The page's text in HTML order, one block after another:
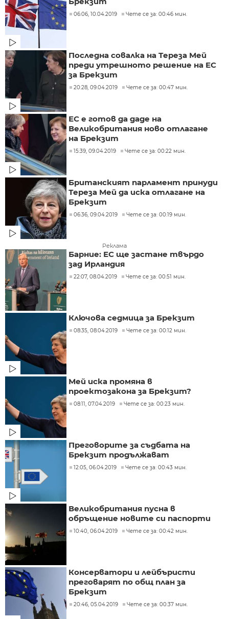
06:06, 10.04.2019 Чете се за: 00:46 мин.
Последна совалка на Тереза Мей
преди утрешното решение на ЕС
за Брекзит
20:28, 09.04.2019 Чете се за: 00:47 мин.
ЕС е готов да даде на
Великобритания ново отлагане
на Брекзит
15:39, 09.04.2019 Чете се за: 00:22 мин.
Британският парламент принуди
Тереза Мей да иска отлагане на
Брекзит
06:36, 09.04.2019 Чете се за: 00:19 мин.
Реклама
Барние: ЕС ще застане твърдо
зад Ирландия
22:07, 08.04.2019 Чете се за: 00:51 мин.
Ключова седмица за Брекзит
08:35, 08.04.2019 Чете се за: 00:12 мин.
Мей иска промяна в
проектозакона за Брекзит?
08:11, 07.04.2019 Чете се за: 00:23 мин.
Преговорите за съдбата на
Брекзит продължават
12:05, 06.04.2019 Чете се за: 00:43 мин.
Великобритания пусна в
обръщение новите си паспорти
10:40, 06.04.2019 Чете се за: 00:42 мин.
Консерватори и лейбъристи
преговарят по общ план за
Брекзит
20:46, 05.04.2019 Чете се за: 00:37 мин.